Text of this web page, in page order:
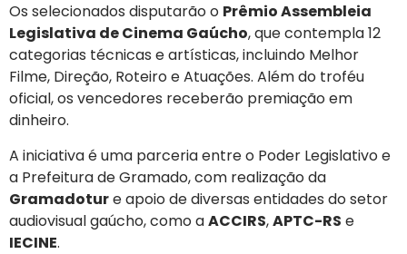
Os selecionados disputarão o Prêmio Assembleia
Legislativa de Cinema Gaúcho, que contempla 12
categorias técnicas e artísticas, incluindo Melhor
Filme, Direção, Roteiro e Atuações. Além do troféu
oficial, os vencedores receberão premiação em
dinheiro.
A iniciativa é uma parceria entre o Poder Legislativo e
a Prefeitura de Gramado, com realização da
Gramadoture apoio de diversas entidades do setor
audiovisual gaúcho, como aACCIRS,APTC-RS e
IECINE.